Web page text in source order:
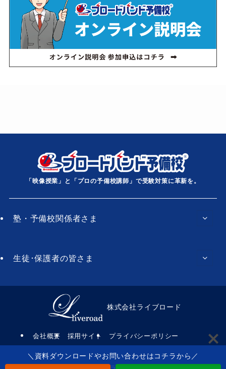
「映像授業」と「プロの予備校講師」で受験対策に革新を。
塾・予備校関係者さま
生徒･保護者の皆さま
株式会社ライブロード
会社概要 採用サイト プライバシーポリシー
＼資料ダウンロードやお問い合わせはコチラから／